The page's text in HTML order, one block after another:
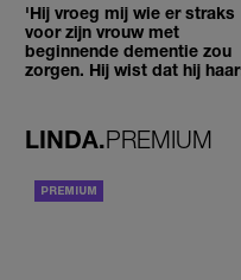
'Hij vroeg mij wie er straks
voor zijn vrouw met
beginnende dementie zou
zorgen. Hij wist dat hij haar
LINDA.PREMIUM